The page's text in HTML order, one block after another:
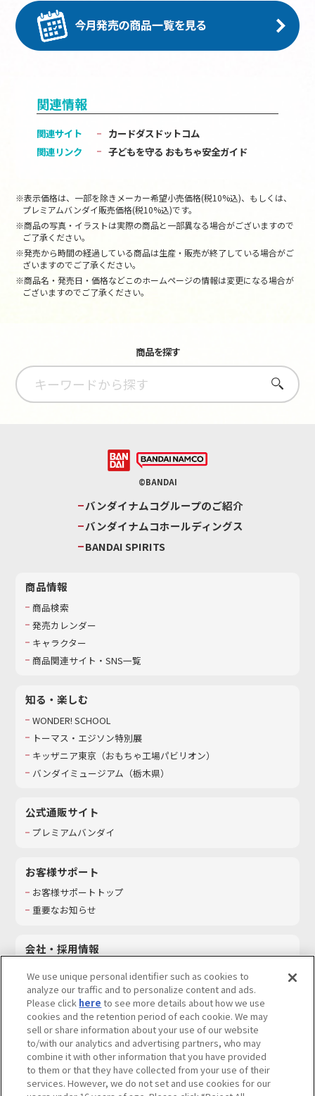
関連情報
関連サイト
カードダスドットコム
関連リンク
子どもを守る おもちゃ安全ガイド
※表示価格は、一部を除きメーカー希望小売価格(税10%込)、もしくは、
プレミアムバンダイ販売価格(税10%込)です。
※商品の写真・イラストは実際の商品と一部異なる場合がございますので
ご了承ください。
※発売から時間の経過している商品は生産・販売が終了している場合がご
ざいますのでご了承ください。
※商品名・発売日・価格などこのホームページの情報は変更になる場合が
ございますのでご了承ください。
商品を探す
さがす
©BANDAI
バンダイナムコグループのご紹介
バンダイナムコホールディングス
BANDAI SPIRITS
商品情報
商品検索
発売カレンダー
キャラクター
商品関連サイト・SNS一覧
知る・楽しむ
WONDER! SCHOOL
トーマス・エジソン特別展
キッザニア東京（おもちゃ工場パビリオン）​
バンダイミュージアム（栃木県）
公式通販サイト
プレミアムバンダイ
お客様サポート
お客様サポートトップ
重要なお知らせ
会社・採用情報
採用情報
サステナビリティ
お問い合わせ
ウェブサイトご利用条件 ソーシャルメディアポリシー
We use unique personal identifier such as cookies to
analyze our traffic and to personalize content and ads.
Please click here to see more details about how we use
cookies and the retention period of each cookie. We may
sell or share information about your use of our website
to/with our analytics and advertising partners, who may
combine it with other information that you have provided
to them or that they have collected from your use of their
services. However, we do not set and use cookies for our